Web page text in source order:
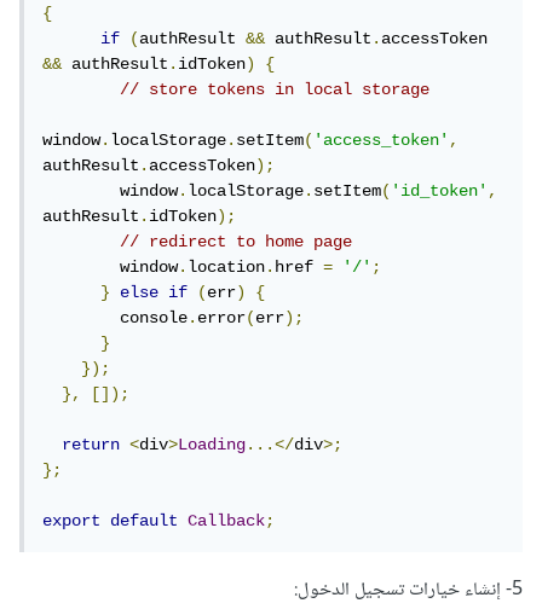
{
if
(authResult && authResult.
&& authResult.idToken)
{
// store tokens in local storage
window.localStorage.setItem('access_token',
authResult.accessToken);
        window
.localStorage.setItem('id_token',
authResult.idToken);
// redirect to home page
        window
.location.href = '/';
}
else if (err)
{
        console
.error(err);
}
});
},
[]);
return <div>Loading...</div>;
};
export default Callback;
5- إنشاء خيارات تسجيل الدخول: